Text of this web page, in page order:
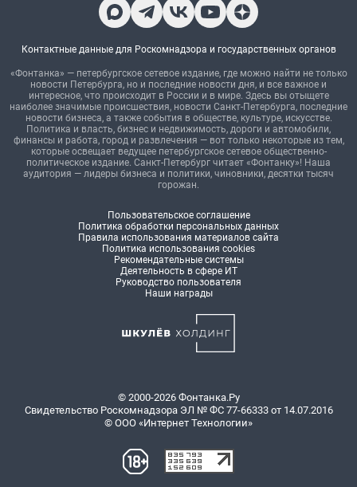
Контактные данные для Роскомнадзора и государственных органов
«Фонтанка» — петербургское сетевое издание, где можно найти не только
новости Петербурга, но и последние новости дня, и все важное и
интересное, что происходит в России и в мире. Здесь вы отыщете
наиболее значимые происшествия, новости Санкт-Петербурга, последние
новости бизнеса, а также события в обществе, культуре, искусстве.
Политика и власть, бизнес и недвижимость, дороги и автомобили,
финансы и работа, город и развлечения — вот только некоторые из тем,
которые освещает ведущее петербургское сетевое общественно-
политическое издание. Санкт-Петербург читает «Фонтанку»! Наша
аудитория — лидеры бизнеса и политики, чиновники, десятки тысяч
горожан.
Пользовательское соглашение
Политика обработки персональных данных
Правила использования материалов сайта
Политика использования cookies
Рекомендательные системы
Деятельность в сфере ИТ
Руководство пользователя
Наши награды
© 2000-2026 Фонтанка.Ру
Свидетельство Роскомнадзора ЭЛ № ФС 77-66333 от 14.07.2016
© ООО «Интернет Технологии»